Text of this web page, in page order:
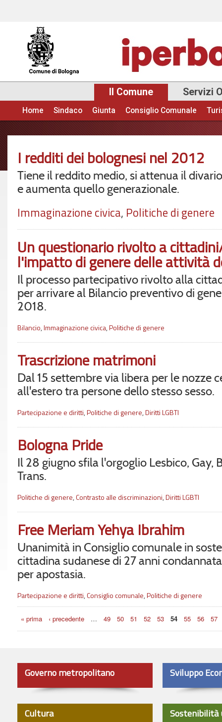
Il Comune Servizi
Menu principale
Home Sindaco Giunta Consiglio Comunale
I redditi dei bolognesi nel 2012
Tiene il reddito medio, si attenua il
e aumenta quello generazionale.
Immaginazione civica, Politiche di genere
Un questionario rivolto a
l'impatto di genere delle attività
Il processo partecipativo rivolto alla
per arrivare al Bilancio preventivo di
2018.
Bilancio,Immaginazione civica,Politiche di genere
Trascrizione matrimoni
Dal 15 settembre via libera per le nozze
all'estero tra persone dello stesso sesso.
Partecipazione e diritti,Politiche di genere,Diritti LGBTI
Bologna Pride
Il 28 giugno sfila l'orgoglio Lesbico, Gay,
Trans.
Politiche di genere,Contrasto alle discriminazioni,Diritti LGBTI
Free Meriam Yehya Ibrahim
Unanimità in Consiglio comunale in
cittadina sudanese di 27 anni
per apostasia.
Partecipazione e diritti,Consiglio comunale,Politiche di genere
Pagine
« prima ‹ precedente … 49 50 51 52 53 54 55 56 57
Governo metropolitano Sviluppo
Cultura Sostenibilità